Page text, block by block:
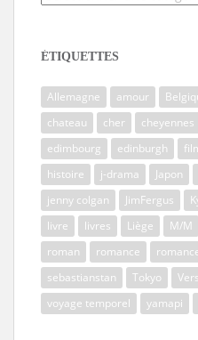
ÉTIQUETTES
Allemagne amour
chateau
cher cheyennes
edimbourg
edinburgh
histoire
j-drama Japon
jenny colgan
JimFergus
livre
livres Liège M/M
roman
romance
sebastianstan
Tokyo
voyage temporel
yamapi